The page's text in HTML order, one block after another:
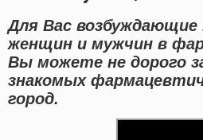
Для Вас возбуждающие
женщин и мужчин в
Вы можете не дорого
знакомых
город.